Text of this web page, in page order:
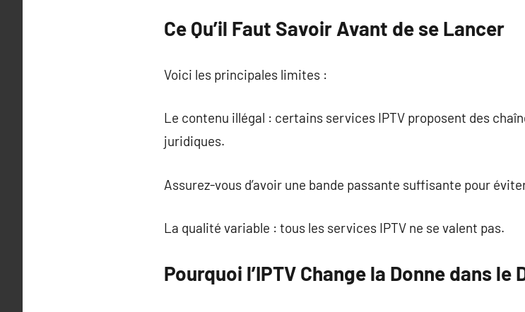
Ce Qu’il Faut Savoir Avant de se Lancer
Voici les principales limites :
Le contenu illégal : certains services IPTV proposent des
juridiques.
Assurez-vous d’avoir une bande passante suffisante pour
La qualité variable : tous les services IPTV ne se valent pas.
Pourquoi l’IPTV Change la Donne dans